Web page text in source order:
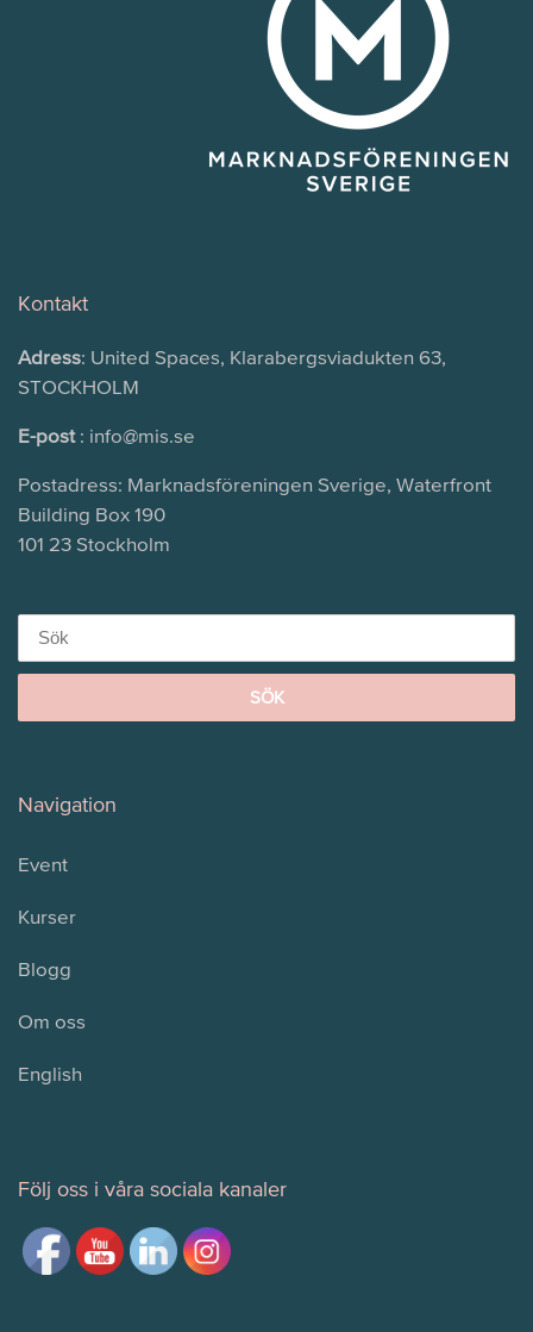
Kontakt
Adress: United Spaces, Klarabergsviadukten 63,
STOCKHOLM
E-post: info@mis.se
Postadress: Marknadsföreningen Sverige, Waterfront
Building Box 190
101 23 Stockholm
for:
Navigation
Event
Kurser
Blogg
Om oss
English
Följ oss i våra sociala kanaler